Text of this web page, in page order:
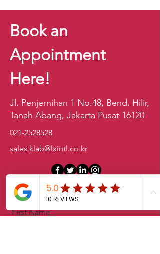
Book an
Appointment
Here!
Jl. Penjernihan 1 No.48, Bend. Hilir,
Tanah Abang, Jakarta Pusat 16120
021-2528528
sales.klab@lxintl.co.kr
First Name